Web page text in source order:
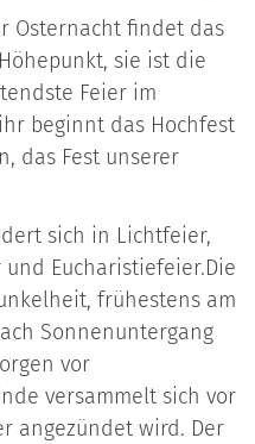
Osternacht findet das
sie ist die
Feier im
beginnt das Hochfest
das Fest unserer
sich in Lichtfeier,
Eucharistiefeier.Die
frühestens am
Sonnenuntergang
vor
versammelt sich vor
angezündet wird. Der